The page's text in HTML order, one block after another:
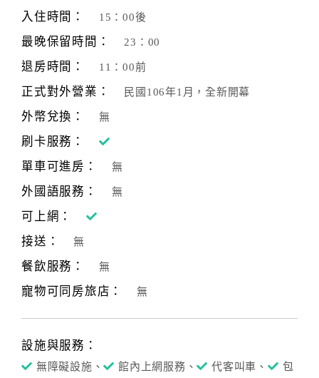
滿
度
訂
單
理
會
員
戶
客
絡
單
入住時間： 15：00後
最晚保留時間： 23：00
退房時間： 11：00前
正式對外營業： 民國106年1月，全新開幕
外幣兌換： 無
刷卡服務：
單車可進房：
無
外國語服務： 無
可上網：
接送：
無
餐飲服務： 無
寵物可同房旅店： 無
設施與服務：
無障礙設施、 館內上網服務、 代客叫車、
包